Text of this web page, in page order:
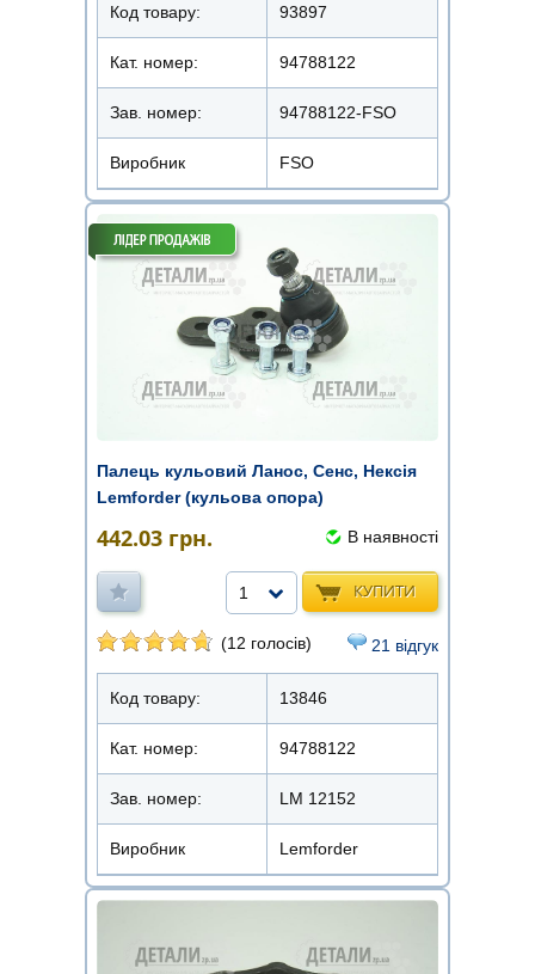
Код товару: 93897
Кат. номер: 94788122
Зав. номер: 94788122-FSO
Виробник FSO
Палець кульовий Ланос, Сенс, Нексія
Lemforder (кульова опора)
442.03 грн. В наявності
КУПИТИ
1
(12 голосів) 21 відгук
Код товару: 13846
Кат. номер: 94788122
Зав. номер: LM 12152
Виробник Lemforder